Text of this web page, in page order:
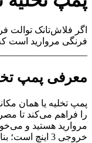
فرنگی مروارید است
معرفی پمپ تخلیه
پمپ تخلیه یا همان
مروارید هستید و
خروجی 3 اینچ است؛ بنابراین بدون نیاز به تغییر یا دستکاری، جایگزین قطعه قبلی می‌شود. ________________________________________